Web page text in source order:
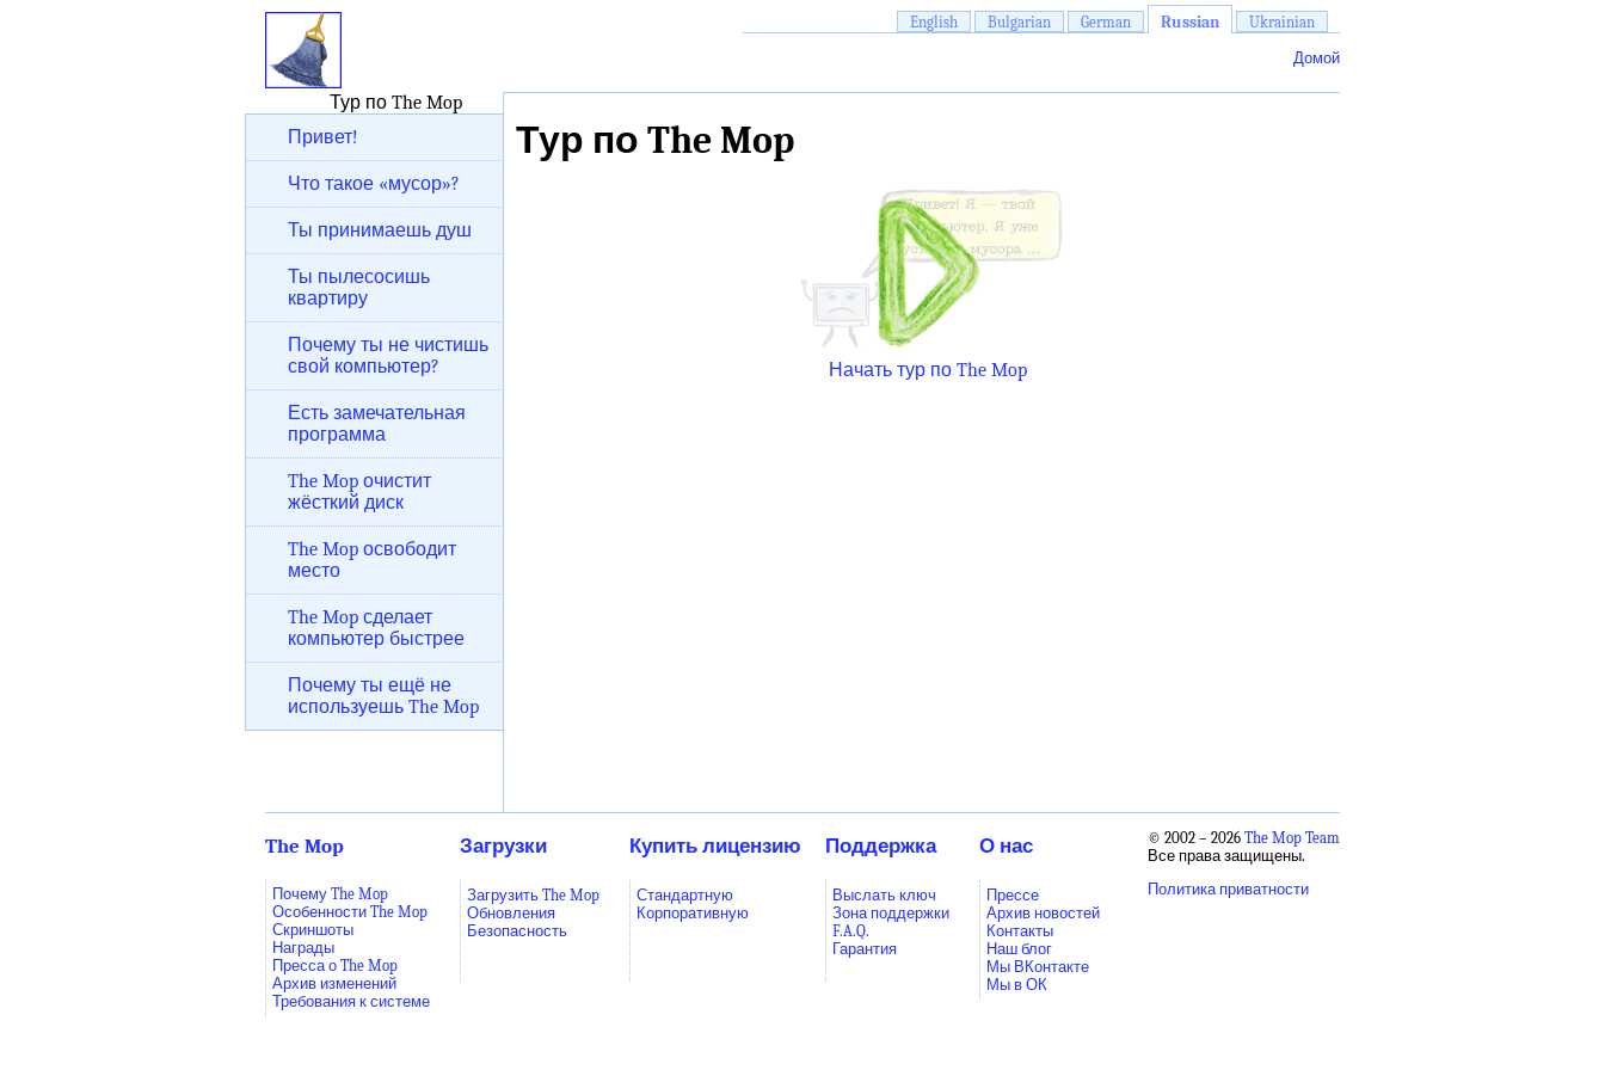
English Bulgarian German Russian
Ukrainian
Домой
Тур по The Mop
Привет!
Что такое «мусор»?
Ты принимаешь душ
Ты пылесосишь
квартиру
Почему ты не чистишь
свой компьютер?
Есть замечательная
программа
The Mop очистит
жёсткий диск
The Mop освободит
место
The Mop сделает
компьютер быстрее
Почему ты ещё не
используешь The Mop
Тур по The Mop
Начать тур по The Mop
© 2002 – 2026 The Mop Team
Все права защищены.
Политика приватности
The Mop
Почему The Mop
Особенности The Mop
Скриншоты
Награды
Пресса о The Mop
Архив изменений
Требования к системе
Загрузки
Загрузить The Mop
Обновления
Безопасность
Купить лицензию
Стандартную
Корпоративную
Поддержка
Выслать ключ
Зона поддержки
F.A.Q.
Гарантия
О нас
Прессе
Архив новостей
Контакты
Наш блог
Мы ВКонтакте
Мы в ОК